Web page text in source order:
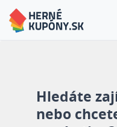
Hledáte
nebo